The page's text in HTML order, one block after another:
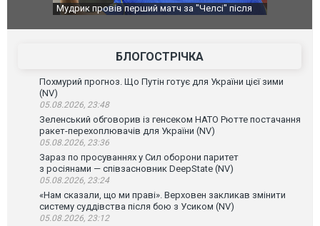
Мудрик провів перший матч за "Челсі" після
під час
Франції
БЛОГОСТРІЧКА
Похмурий прогноз. Що Путін готує для України цієї зими
(NV)
05.08.2026, 23:48
Зеленський обговорив із генсеком НАТО Рютте постачання
ракет-перехоплювачів для України (NV)
05.08.2026, 23:36
Зараз по просуваннях у Сил оборони паритет
з росіянами — співзасновник DeepState (NV)
05.08.2026, 23:24
«Нам сказали, що ми праві». Верховен закликав змінити
систему суддівства після бою з Усиком (NV)
05.08.2026, 23:12